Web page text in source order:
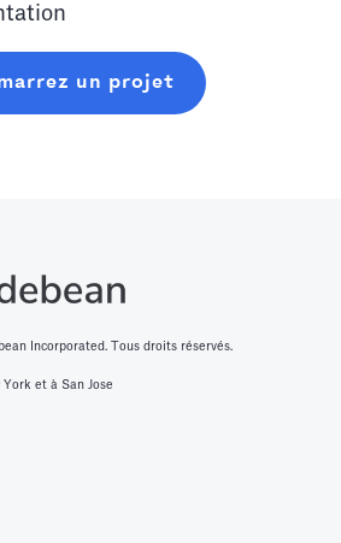
un projet
Incorporated. Tous droits réservés.
York et à San Jose